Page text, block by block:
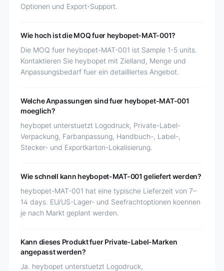
Optionen und Export-Support.
Wie hoch ist die MOQ fuer heybopet-MAT-001?
Die MOQ fuer heybopet-MAT-001 ist Sample 1-5 units.
Kontaktieren Sie heybopet mit Zielland, Menge und
Anpassungsbedarf fuer ein detailliertes Angebot.
Welche Anpassungen sind fuer heybopet-MAT-001
moeglich?
heybopet unterstuetzt Logodruck, Private-Label-
Verpackung, Farbanpassung, Handbuch-, Label-,
Stecker- und Exportkarton-Lokalisierung.
Wie schnell kann heybopet-MAT-001 geliefert werden?
heybopet-MAT-001 hat eine typische Lieferzeit von 7–
14 days. EU/US-Lager- und Seefrachtoptionen koennen
je nach Markt geplant werden.
Kann dieses Produkt fuer Private-Label-Marken
angepasst werden?
Ja. heybopet unterstuetzt Logodruck,